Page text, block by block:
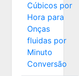
Cúbicos por
Hora para
Onças
fluidas por
Minuto
Conversão